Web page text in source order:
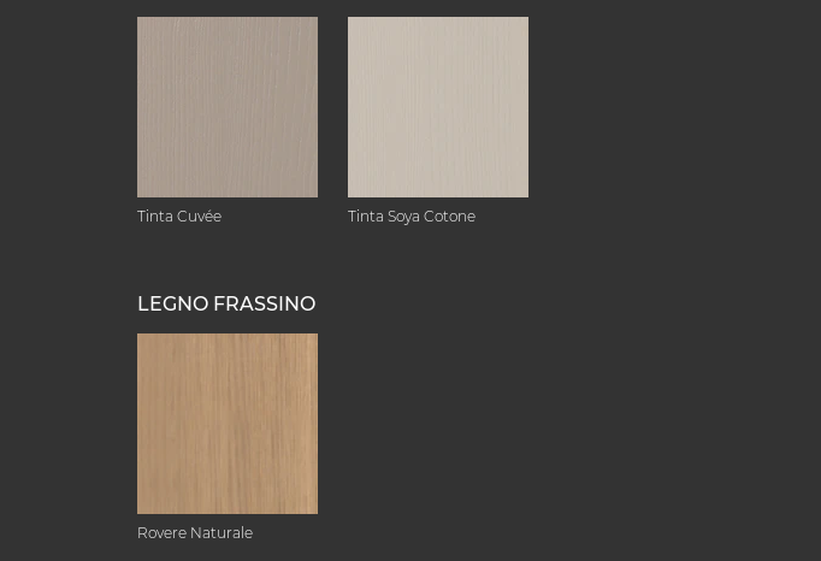
Tinta Cuvée Tinta Soya Cotone
LEGNO FRASSINO
Rovere Naturale